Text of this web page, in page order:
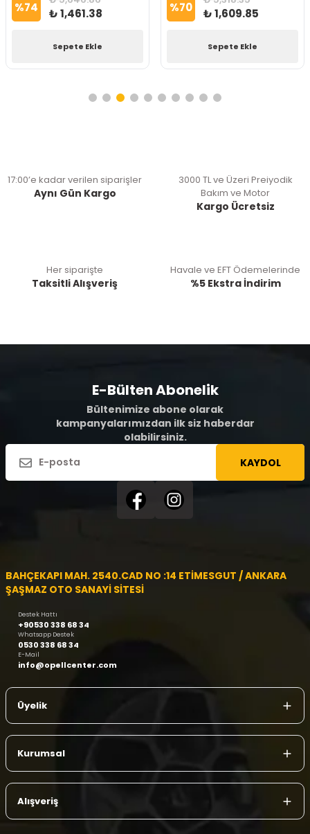
%74 ₺ 1,461.38
Sepete Ekle
%70 ₺ 1,609.85
Sepete Ekle
17:00’e kadar verilen siparişler
Aynı Gün Kargo
3000 TL ve Üzeri Preiyodik
Bakım ve Motor
Kargo Ücretsiz
Her siparişte
Taksitli Alışveriş
Havale ve EFT Ödemelerinde
%5 Ekstra İndirim
E-Bülten Abonelik
Bültenimize abone olarak
kampanyalarımızdan ilk siz haberdar
olabilirsiniz.
KAYDOL
BAHÇEKAPI MAH. 2540.CAD NO :14 ETİMESGUT / ANKARA
ŞAŞMAZ OTO SANAYİ SİTESİ
Destek Hattı
+90530 338 68 34
Whatsapp Destek
0530 338 68 34
E-Mail
info@opellcenter.com
Üyelik
Kurumsal
Alışveriş